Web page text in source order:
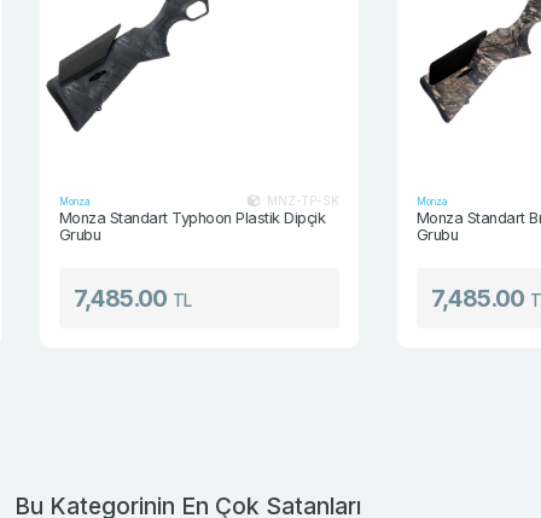
Monza MNZ-TP-SK
Monza Standart Typhoon Plastik Dipçik
Grubu
7,485.00TL
Monza
Monza Standart
Grubu
7,485.00TL
Bu Kategorinin En Çok Satanları